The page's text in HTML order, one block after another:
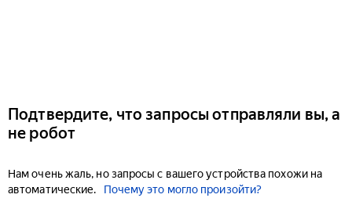
Подтвердите, что запросы отправляли вы, а
не робот
Нам очень жаль, но запросы с вашего устройства похожи на
автоматические.
Почему это могло произойти?